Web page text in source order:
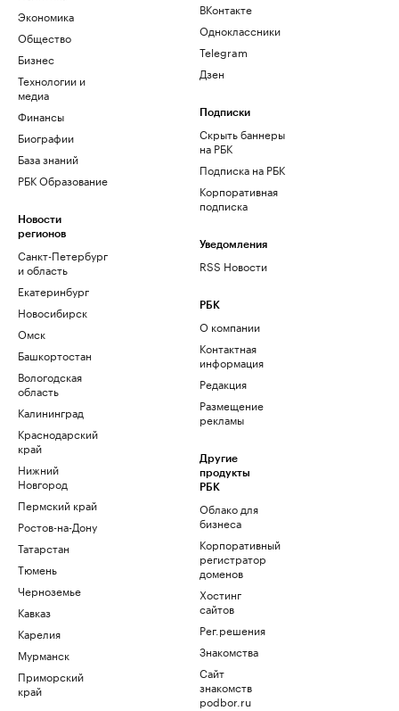
Экономика
Общество
Бизнес
Технологии и
медиа
Финансы
Биографии
База знаний
РБК Образование
Новости
регионов
Санкт-Петербург
и область
Екатеринбург
Новосибирск
Омск
Башкортостан
Вологодская
область
Калининград
Краснодарский
край
Нижний
Новгород
Пермский край
Ростов-на-Дону
Татарстан
Тюмень
Черноземье
Кавказ
Карелия
Мурманск
Приморский
край
ВКонтакте
Одноклассники
Telegram
Дзен
Подписки
Скрыть баннеры
на РБК
Подписка на РБК
Корпоративная
подписка
Уведомления
RSS Новости
РБК
О компании
Контактная
информация
Редакция
Размещение
рекламы
Другие
продукты
РБК
Облако для
бизнеса
Корпоративный
регистратор
доменов
Хостинг
сайтов
Рег.решения
Знакомства
Сайт
знакомств
podbor.ru